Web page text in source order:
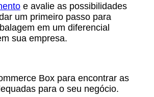
e avalie as possibilidades
um primeiro passo para
em um diferencial
sua empresa.
Box para encontrar as
para o seu negócio.